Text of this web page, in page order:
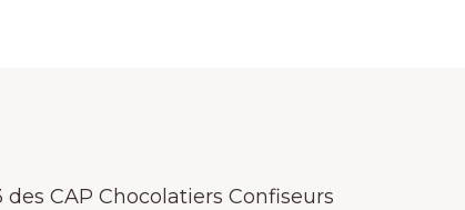
CAP Chocolatiers Confiseurs